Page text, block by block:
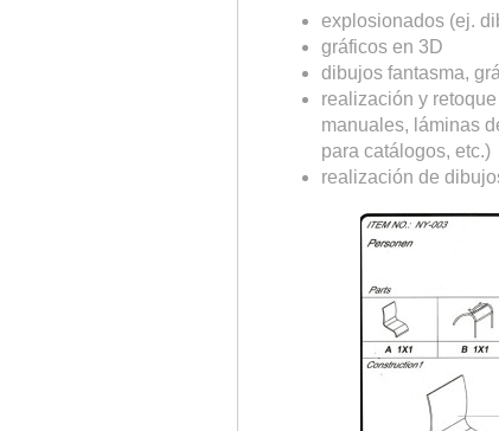
explosionados (ej.
gráficos en 3D
dibujos fantasma,
realización y
manuales, láminas
para catálogos, etc.)
realización de